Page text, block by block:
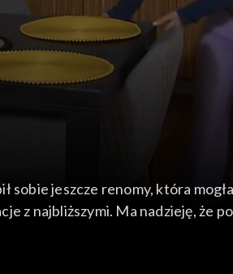
jeszcze renomy, która
z najbliższymi. Ma nadzieję, że